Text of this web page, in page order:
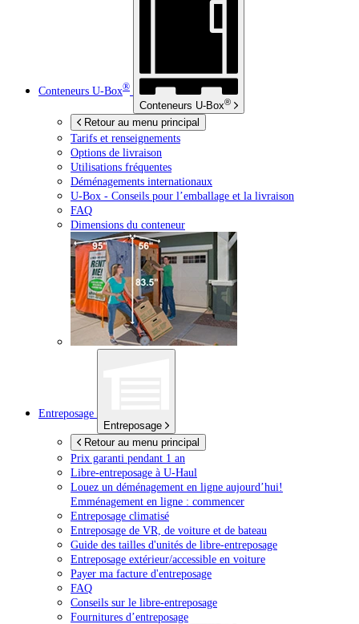
Conteneurs U-Box®
Conteneurs U-Box®
Retour au menu principal
Tarifs et renseignements
Options de livraison
Utilisations fréquentes
Déménagements internationaux
U-Box - Conseils pour l’emballage et la livraison
FAQ
Dimensions du conteneur
Entreposage
Entreposage
Retour au menu principal
Prix garanti pendant 1 an
Libre-entreposage à U-Haul
Louez un déménagement en ligne aujourd’hui!
Emménagement en ligne : commencer
Entreposage climatisé
Entreposage de VR, de voiture et de bateau
Guide des tailles d'unités de libre-entreposage
Entreposage extérieur/accessible en voiture
Payer ma facture d'entreposage
FAQ
Conseils sur le libre-entreposage
Fournitures d’entreposage